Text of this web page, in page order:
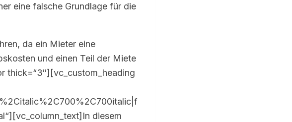
eine falsche Grundlage für die
da ein Mieter eine
und einen Teil der Miete
thick=“3″][vc_custom_heading
diesem